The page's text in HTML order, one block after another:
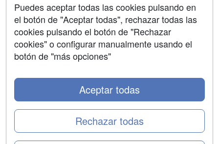
Grupo formazion:
Copyright 2000-2026 Formazion Web, S.L. - Calle
Puedes aceptar todas las cookies pulsando en
el botón de "Aceptar todas", rechazar todas las
cookies pulsando el botón de "Rechazar
cookies" o configurar manualmente usando el
botón de "más opciones"
Rechazar todas
Aceptar todas